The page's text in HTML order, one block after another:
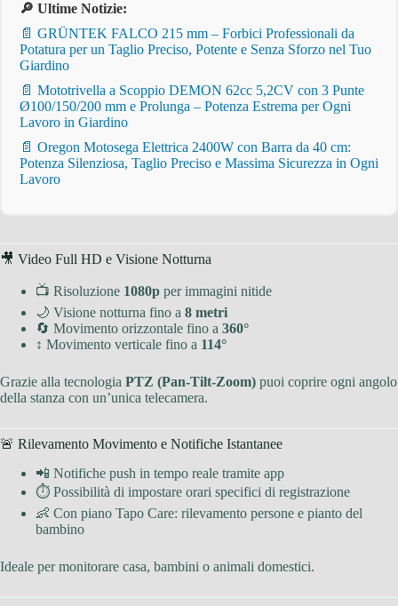
🔎 Ultime Notizie:
📄 GRÜNTEK FALCO 215 mm – Forbici Professionali da
Potatura per un Taglio Preciso, Potente e Senza Sforzo nel Tuo
Giardino
📄 Mototrivella a Scoppio DEMON 62cc 5,2CV con 3 Punte
Ø100/150/200 mm e Prolunga – Potenza Estrema per Ogni
Lavoro in Giardino
📄 Oregon Motosega Elettrica 2400W con Barra da 40 cm:
Potenza Silenziosa, Taglio Preciso e Massima Sicurezza in Ogni
Lavoro
🎥 Video Full HD e Visione Notturna
📺 Risoluzione 1080p per immagini nitide
🌙 Visione notturna fino a 8 metri
🔄 Movimento orizzontale fino a 360°
↕ Movimento verticale fino a 114°
Grazie alla tecnologia PTZ (Pan-Tilt-Zoom) puoi coprire ogni angolo
della stanza con un’unica telecamera.
🚨 Rilevamento Movimento e Notifiche Istantanee
📲 Notifiche push in tempo reale tramite app
⏱ Possibilità di impostare orari specifici di registrazione
👶 Con piano Tapo Care: rilevamento persone e pianto del
bambino
Ideale per monitorare casa, bambini o animali domestici.